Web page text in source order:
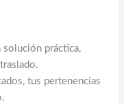
solución práctica,
tus pertenencias